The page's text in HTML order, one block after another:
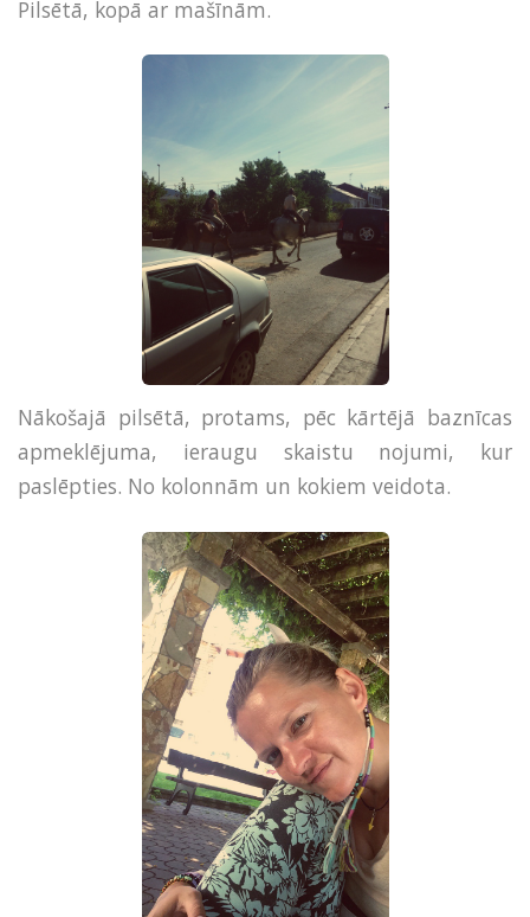
Pilsētā, kopā ar mašīnām.
Nākošajā pilsētā, protams, pēc kārtējā baznīcas
apmeklējuma, ieraugu skaistu nojumi, kur
paslēpties. No kolonnām un kokiem veidota.